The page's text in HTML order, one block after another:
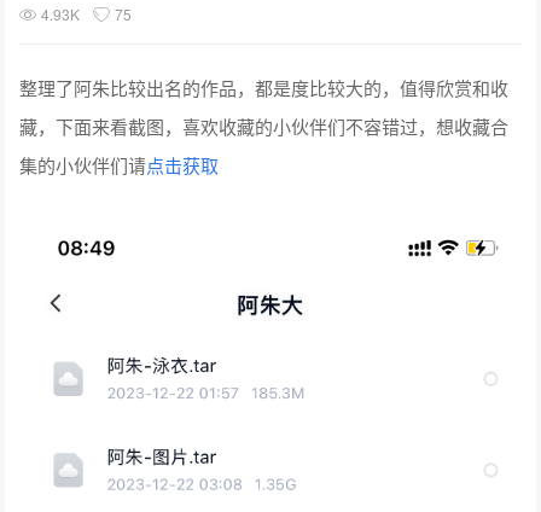
4.93K
75
整理了阿朱比较出名的作品，都是度比较大的，值得欣赏和收
藏，下面来看截图，喜欢收藏的小伙伴们不容错过，想收藏合
集的小伙伴们请点击获取